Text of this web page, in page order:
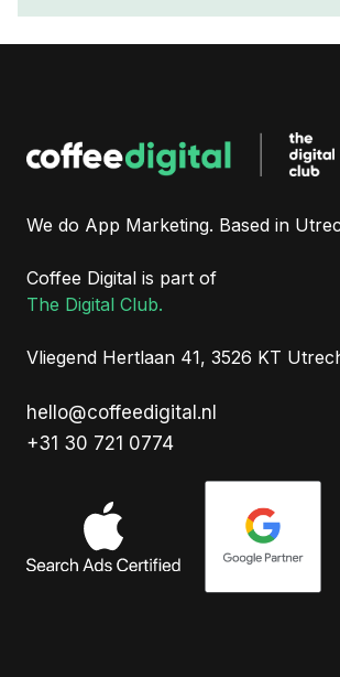
We do App Marketing. Based in
Coffee Digital is part of
The Digital Club.
Vliegend Hertlaan 41, 3526 KT
hello@coffeedigital.nl
+31 30 721 0774